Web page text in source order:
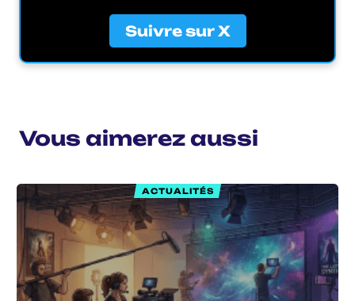
Suivre sur X
Vous aimerez aussi
ACTUALITÉS